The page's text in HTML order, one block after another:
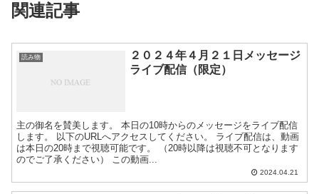
関連記事
読み物
２０２４年４月２１日メッセージ
ライブ配信（限定）
主の御名を賛美します。 本日の10時からのメッセージをライブ配信
します。 以下のURLへアクセスしてください。 ライブ配信は、動画
は本日の20時まで視聴可能です。 （20時以降は視聴不可となります
のでご了承ください） この動画...
2024.04.21